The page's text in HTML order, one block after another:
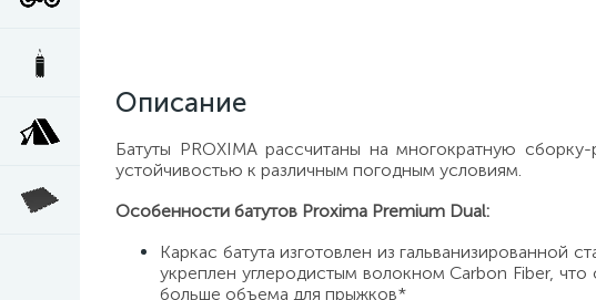
Описание
Батуты PROXIMA рассчитаны на многократную
устойчивостью к различным погодным условиям.
Особенности батутов Proxima Premium Dual:
Каркас батута изготовлен из
укреплен углеродистым волокном Carbon Fiber,
больше объема для прыжков*